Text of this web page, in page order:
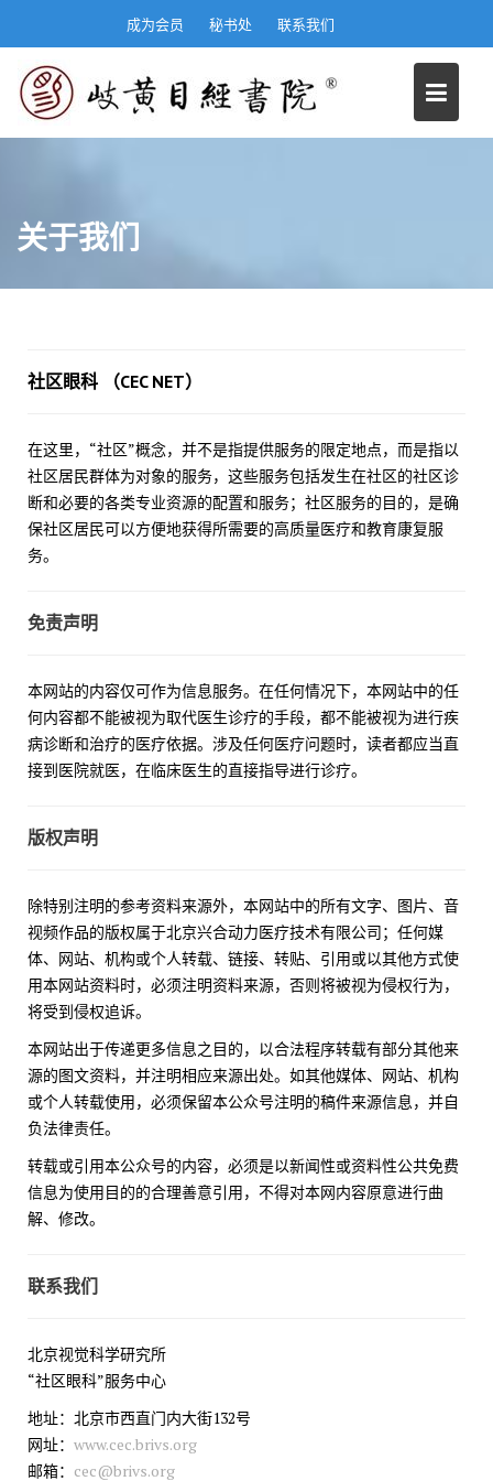
o
成为会员 秘书处 联系我们
关于我们
社区眼科 （CEC NET）
在这里，“社区”概念，并不是指提供服务的限定地点，而是指以
社区居民群体为对象的服务，这些服务包括发生在社区的社区诊
断和必要的各类专业资源的配置和服务；社区服务的目的，是确
保社区居民可以方便地获得所需要的高质量医疗和教育康复服
务。
免责声明
本网站的内容仅可作为信息服务。在任何情况下，本网站中的任
何内容都不能被视为取代医生诊疗的手段，都不能被视为进行疾
病诊断和治疗的医疗依据。涉及任何医疗问题时，读者都应当直
接到医院就医，在临床医生的直接指导进行诊疗。
版权声明
除特别注明的参考资料来源外，本网站中的所有文字、图片、音
视频作品的版权属于北京兴合动力医疗技术有限公司；任何媒
体、网站、机构或个人转载、链接、转贴、引用或以其他方式使
用本网站资料时，必须注明资料来源，否则将被视为侵权行为，
将受到侵权追诉。
本网站出于传递更多信息之目的，以合法程序转载有部分其他来
源的图文资料，并注明相应来源出处。如其他媒体、网站、机构
或个人转载使用，必须保留本公众号注明的稿件来源信息，并自
负法律责任。
转载或引用本公众号的内容，必须是以新闻性或资料性公共免费
信息为使用目的的合理善意引用，不得对本网内容原意进行曲
解、修改。
联系我们
北京视觉科学研究所
“社区眼科”服务中心
地址：北京市西直门内大街132号
网址： www.cec.brivs.org
邮箱： cec@brivs.org